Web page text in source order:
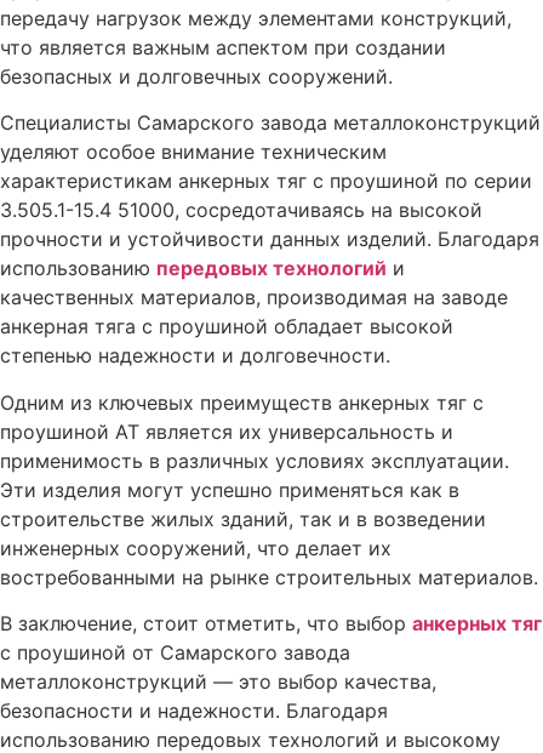
передачу нагрузок между элементами конструкций,
что является важным аспектом при создании
безопасных и долговечных сооружений.
Специалисты Самарского завода металлоконструкций
уделяют особое внимание техническим
характеристикам анкерных тяг с проушиной по серии
3.505.1-15.4 51000, сосредотачиваясь на высокой
прочности и устойчивости данных изделий. Благодаря
использованию передовых технологий и
качественных материалов, производимая на заводе
анкерная тяга с проушиной обладает высокой
степенью надежности и долговечности.
Одним из ключевых преимуществ анкерных тяг с
проушиной АТ является их универсальность и
применимость в различных условиях эксплуатации.
Эти изделия могут успешно применяться как в
строительстве жилых зданий, так и в возведении
инженерных сооружений, что делает их
востребованными на рынке строительных материалов.
В заключение, стоит отметить, что выбор анкерных тяг
с проушиной от Самарского завода
металлоконструкций — это выбор качества,
безопасности и надежности. Благодаря
использованию передовых технологий и высокому